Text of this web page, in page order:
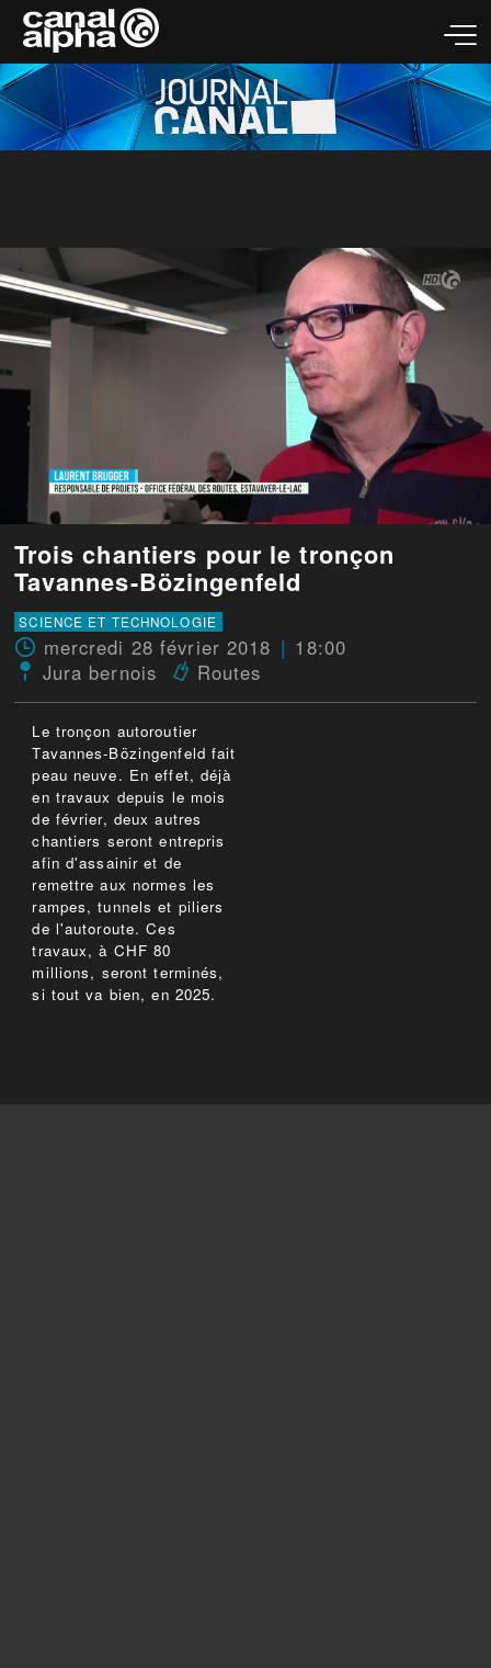
Trois chantiers pour le tronçon
Tavannes-Bözingenfeld
SCIENCE ET TECHNOLOGIE
mercredi 28 février 2018
18:00
Jura bernois
Routes
Le tronçon autoroutier
Tavannes-Bözingenfeld fait
peau neuve. En effet, déjà
en travaux depuis le mois
de février, deux autres
chantiers seront entrepris
afin d'assainir et de
remettre aux normes les
rampes, tunnels et piliers
de l'autoroute. Ces
travaux, à CHF 80
millions, seront terminés,
si tout va bien, en 2025.